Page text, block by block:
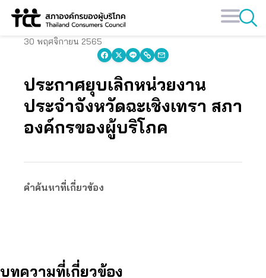
Skip
30 พฤศจิกายน 2565
ประกาศยุบเลิกหน่วยงาน
ประจำจังหวัดฉะเชิงเทรา สภา
องค์กรของผู้บริโภค
คำค้นหาที่เกี่ยวข้อง
บทความที่เกี่ยวข้อง